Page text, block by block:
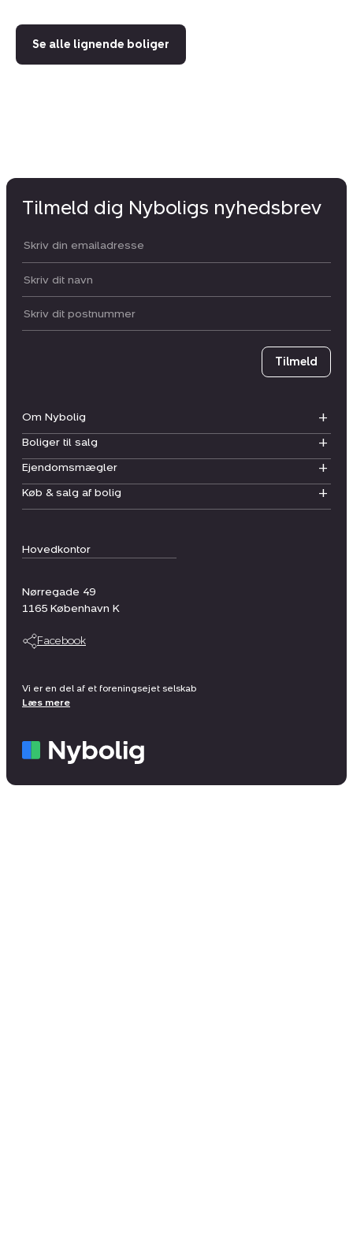
Se alle lignende boliger
Hovedkontor
Nørregade 49
1165 København K
Facebook
Om Nybolig
Boliger til salg
Ejendomsmægler
Køb & salg af bolig
Tilmeld dig Nyboligs nyhedsbrev
Din email:
Dit navn:
Postnummer
Tilmeld
Vi er en del af et foreningsejet selskab
Læs mere